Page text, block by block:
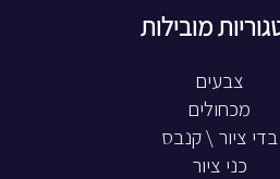
מובילות
צבעים
מכחולים
בדי ציור \ קנבס
כני ציור